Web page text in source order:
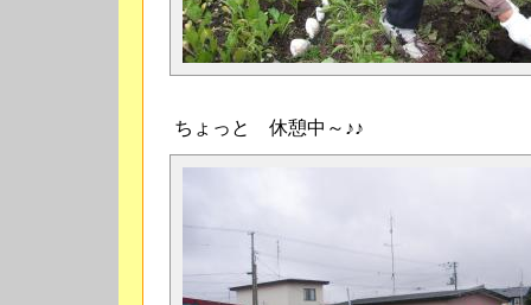
ちょっと 休憩中～♪♪